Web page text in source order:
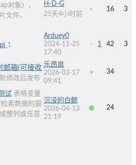
对象），
文件，
H-D-G
25天4小时前
16 3
1
Arduey0
2024-11-25
17:40
1 42 3
邮箱(可接收
修改后发布
乐昂岚
2026-03-17
09:41
34
试 表格变量
检索数据的窗
整列或任意
沉没的白鲸
2026-04-13
21:19
24